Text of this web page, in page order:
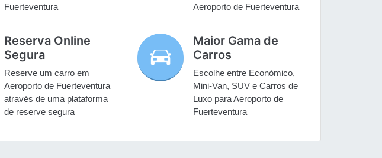
Fuerteventura
Aeroporto de Fuerteventura
Reserva Online
Segura
Reserve um carro em
Aeroporto de Fuerteventura
através de uma plataforma
de reserve segura
Maior Gama de
Carros
Escolhe entre Económico,
Mini-Van, SUV e Carros de
Luxo para Aeroporto de
Fuerteventura